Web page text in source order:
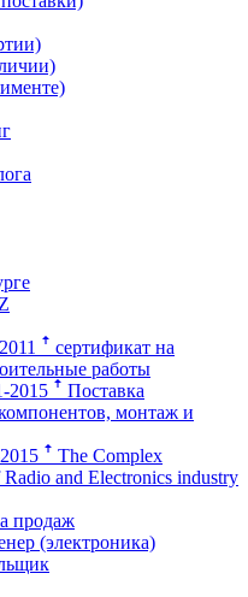
ꜛ сертификат на
работы
ꜛ Поставка
монтаж и
ꜛ The Complex
and Electronics industry
продаж
(электроника)